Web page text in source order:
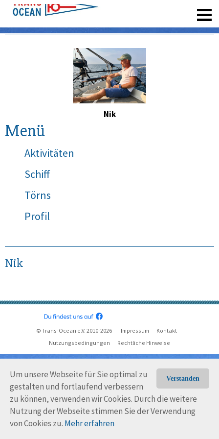
Verstanden
Um unsere Webseite für Sie optimal zu
gestalten und fortlaufend verbessern
zu können, verwenden wir Cookies. Durch die weitere
Nutzung der Webseite stimmen Sie der Verwendung
von Cookies zu. Mehr erfahren
Nik
Menü
Aktivitäten
Schiff
Törns
Profil
Nik
© Trans-Ocean e.V. 2010-2026 Impressum
Kontakt
Nutzungsbedingungen
Rechtliche Hinweise